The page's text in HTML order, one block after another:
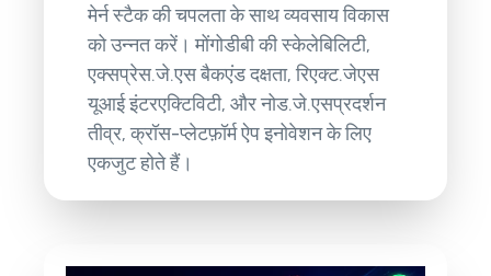
मेर्न स्टैक की चपलता के साथ व्यवसाय विकास
को उन्नत करें। मोंगोडीबी की स्केलेबिलिटी,
एक्सप्रेस.जे.एस बैकएंड दक्षता, रिएक्ट.जेएस
यूआई इंटरएक्टिविटी, और नोड.जे.एसप्रदर्शन
तीव्र, क्रॉस-प्लेटफ़ॉर्म ऐप इनोवेशन के लिए
एकजुट होते हैं।